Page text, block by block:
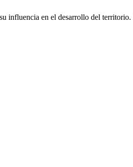
influencia en el desarrollo del territorio.